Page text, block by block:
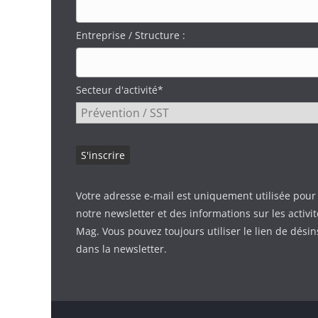
Entreprise / Structure :
Secteur d'activité*
Votre adresse e-mail est uniquement utilisée pour
notre newsletter et des informations sur les
Mag. Vous pouvez toujours utiliser le lien de
dans la newsletter.